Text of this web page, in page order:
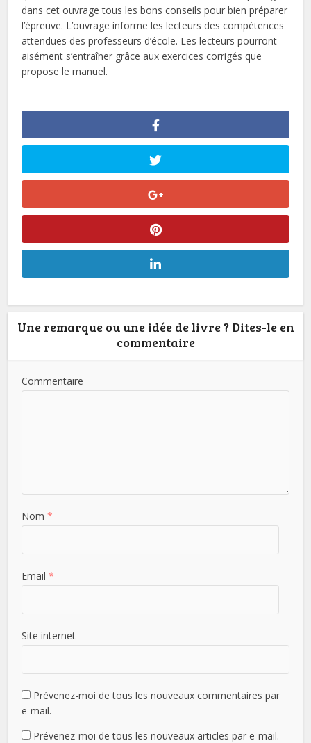
dans cet ouvrage tous les bons conseils pour bien préparer
l’épreuve. L’ouvrage informe les lecteurs des compétences
attendues des professeurs d’école. Les lecteurs pourront
aisément s’entraîner grâce aux exercices corrigés que
propose le manuel.
Une remarque ou une idée de livre ? Dites-le en
commentaire
Commentaire
Nom *
Email *
Site internet
Prévenez-moi de tous les nouveaux commentaires par
e-mail.
Prévenez-moi de tous les nouveaux articles par e-mail.